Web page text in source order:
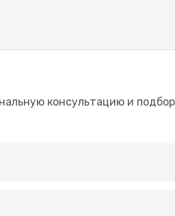
консультацию и